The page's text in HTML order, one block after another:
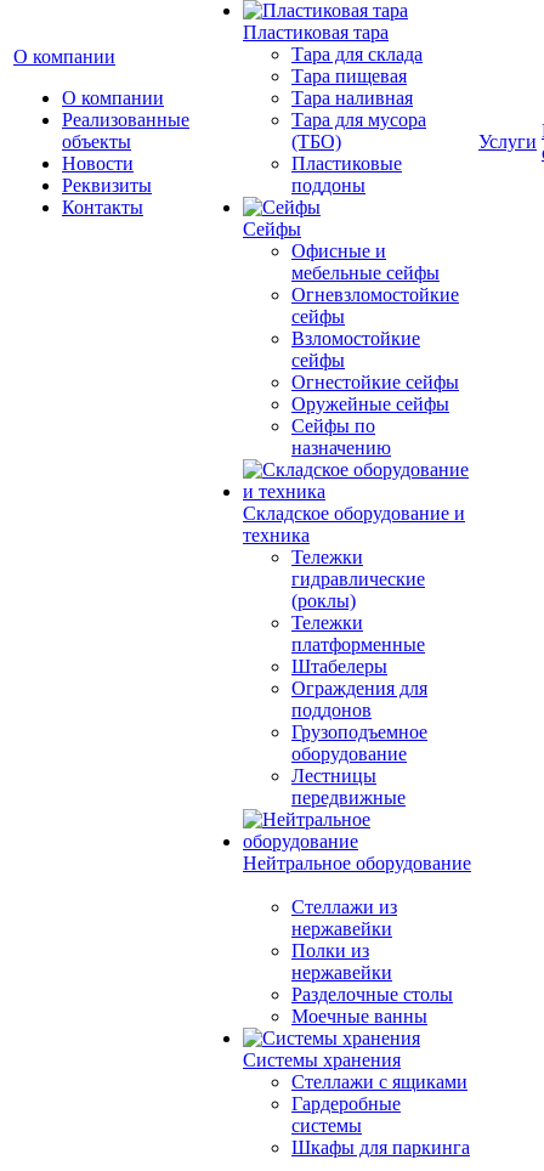
О компании
О компании
Реализованные
объекты
Новости
Реквизиты
Контакты
Пластиковая тара
Тара для склада
Тара пищевая
Тара наливная
Тара для мусора
(ТБО)
Пластиковые
поддоны
Сейфы
Офисные и
мебельные сейфы
Огневзломостойкие
сейфы
Взломостойкие
сейфы
Огнестойкие сейфы
Оружейные сейфы
Сейфы по
назначению
Складское оборудование и
техника
Тележки
гидравлические
(роклы)
Тележки
платформенные
Штабелеры
Ограждения для
поддонов
Грузоподъемное
оборудование
Лестницы
передвижные
Нейтральное оборудование
Стеллажи из
нержавейки
Полки из
нержавейки
Разделочные столы
Моечные ванны
Системы хранения
Стеллажи с ящиками
Гардеробные
системы
Шкафы для паркинга
Услуги